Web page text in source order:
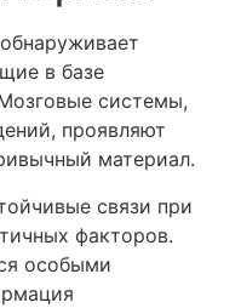
в базе
системы,
проявляют
материал.
связи при
факторов.
особыми